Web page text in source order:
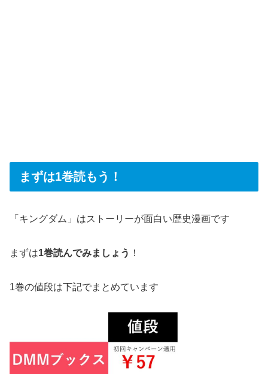
まずは1巻読もう！
「キングダム」はストーリーが面白い歴史漫画です
まずは1巻読んでみましょう ！
1巻の値段は下記でまとめています